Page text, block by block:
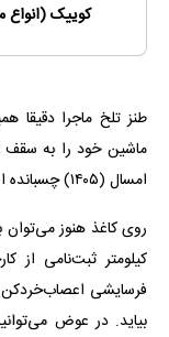
کوییک (انواع
ماشین خود را به سقف
امسال (۱۴۰۵) چسبانده است!
کیلومتر ثبت‌نامی از
فرسایشی اعصاب‌خرد‌کن